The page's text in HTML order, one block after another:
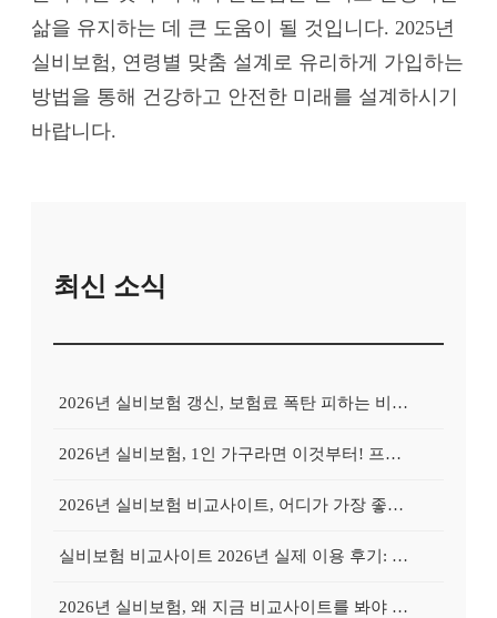
삶을 유지하는 데 큰 도움이 될 것입니다. 2025년
실비보험, 연령별 맞춤 설계로 유리하게 가입하는
방법을 통해 건강하고 안전한 미래를 설계하시기
바랍니다.
최신 소식
2026년 실비보험 갱신, 보험료 폭탄 피하는 비교사이트의 비밀
2026년 실비보험, 1인 가구라면 이것부터! 프리랜서를 위한 비교사이트 활용 가이드
2026년 실비보험 비교사이트, 어디가 가장 좋을까? Top 3 업체 전격 분석
실비보험 비교사이트 2026년 실제 이용 후기: 저렴하게 가입 성공한 비법 공개
2026년 실비보험, 왜 지금 비교사이트를 봐야 할까? 놓치면 후회할 3가지 이유